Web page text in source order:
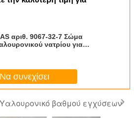
αριθ. 9067-32-7 Σώμα
νατρίου για
Να συνεχίσει
βαθμού εγχύσεων